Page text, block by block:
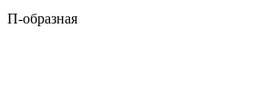
П-образная